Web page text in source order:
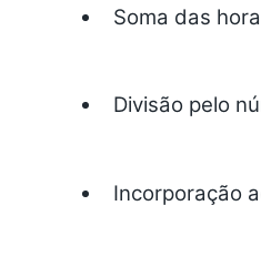
Soma das
Divisão pelo
Incorporação